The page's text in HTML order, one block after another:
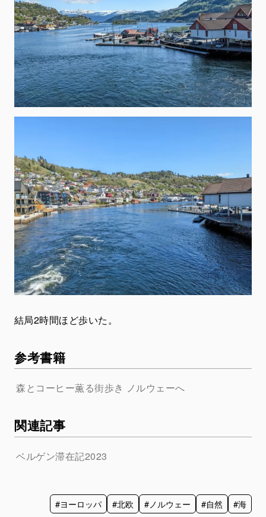
結局2時間ほど歩いた。
参考書籍
森とコーヒー薫る街歩き ノルウェーへ
関連記事
ベルゲン滞在記2023
#ヨーロッパ #北欧 #ノルウェー #自然 #海